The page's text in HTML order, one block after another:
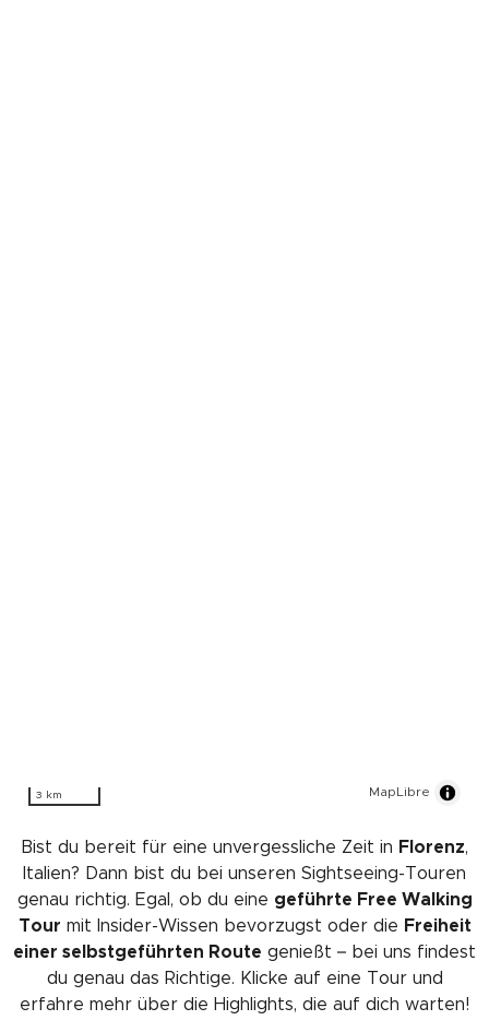
3 km MapLibre
Bist du bereit für eine unvergessliche Zeit in Florenz,
Italien? Dann bist du bei unseren Sightseeing-Touren
genau richtig. Egal, ob du eine geführte Free Walking
Tour mit Insider-Wissen bevorzugst oder die Freiheit
einer selbstgeführten Route genießt – bei uns findest
du genau das Richtige. Klicke auf eine Tour und
erfahre mehr über die Highlights, die auf dich warten!